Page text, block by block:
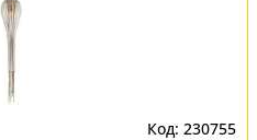
230755